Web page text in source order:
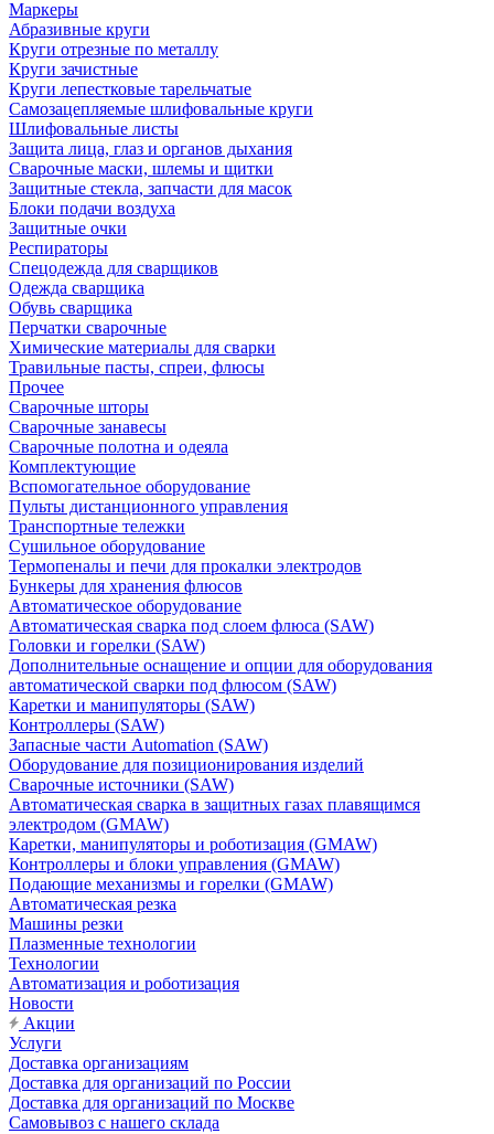
Маркеры
Абразивные круги
Круги отрезные по металлу
Круги зачистные
Круги лепестковые тарельчатые
Самозацепляемые шлифовальные круги
Шлифовальные листы
Защита лица, глаз и органов дыхания
Сварочные маски, шлемы и щитки
Защитные стекла, запчасти для масок
Блоки подачи воздуха
Защитные очки
Респираторы
Спецодежда для сварщиков
Одежда сварщика
Обувь сварщика
Перчатки сварочные
Химические материалы для сварки
Травильные пасты, спреи, флюсы
Прочее
Сварочные шторы
Сварочные занавесы
Сварочные полотна и одеяла
Комплектующие
Вспомогательное оборудование
Пульты дистанционного управления
Транспортные тележки
Сушильное оборудование
Термопеналы и печи для прокалки электродов
Бункеры для хранения флюсов
Автоматическое оборудование
Автоматическая сварка под слоем флюса (SAW)
Головки и горелки (SAW)
Дополнительные оснащение и опции для оборудования
автоматической сварки под флюсом (SAW)
Каретки и манипуляторы (SAW)
Контроллеры (SAW)
Запасные части Automation (SAW)
Оборудование для позиционирования изделий
Сварочные источники (SAW)
Автоматическая сварка в защитных газах плавящимся
электродом (GMAW)
Каретки, манипуляторы и роботизация (GMAW)
Контроллеры и блоки управления (GMAW)
Подающие механизмы и горелки (GMAW)
Автоматическая резка
Машины резки
Плазменные технологии
Технологии
Автоматизация и роботизация
Новости
Акции
Услуги
Доставка организациям
Доставка для организаций по России
Доставка для организаций по Москве
Самовывоз с нашего склада